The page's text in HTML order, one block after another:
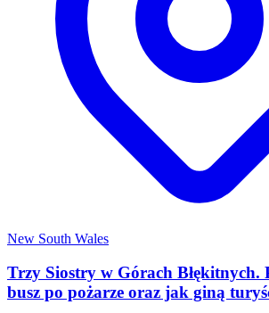
New South Wales
Trzy Siostry w Górach Błękitnych.
busz po pożarze oraz jak giną